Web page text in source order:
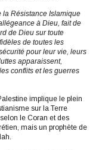
la Résistance Islamique
à Dieu, fait de
de Dieu sur toute
de toutes les
pour leur vie, leurs
apparaissent,
conflits et les guerres
implique le plein
sur la Terre
le Coran et des
mais un prophète de